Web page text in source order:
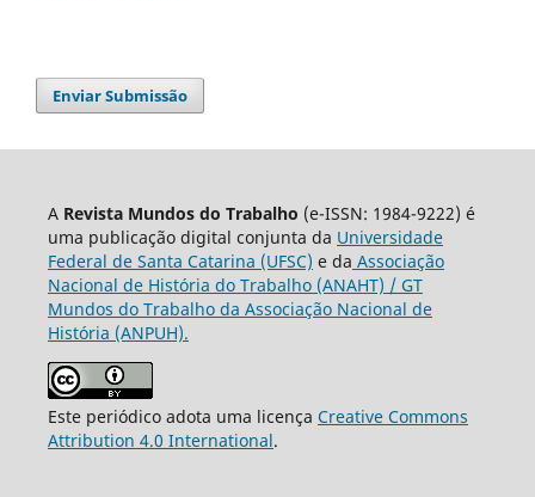
Enviar Submissão
A Revista Mundos do Trabalho (e-ISSN: 1984-9222) é
uma publicação digital conjunta da Universidade
Federal de Santa Catarina (UFSC) e da Associação
Nacional de História do Trabalho (ANAHT) / GT
Mundos do Trabalho da Associação Nacional de
História (ANPUH).
Este periódico adota uma licença Creative Commons
Attribution 4.0 International.